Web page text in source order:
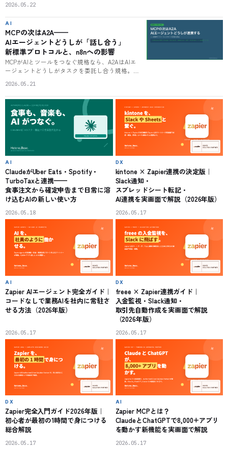
です。チャットボットとの根本的な違い、知覚・
計画・行動・観察の4ステップ、主要サービスと
価格、部門別の活用例まで、エンジニア知識なし
で整理します。
2026.05.22
AI
MCPの次はA2A——
AIエージェントどうしが「話し合う」
新標準プロトコルと、n8nへの影響
MCPがAIとツールをつなぐ規格なら、A2AはAIエ
ージェントどうしがタスクを委託し合う規格。
支持する。受注AIが各部門AIに仕事を振り全自動
で処理が完結する世界とは。両者の違い、n8nの
新たな役割、企業が今備えるべきことを解説す
る。
2026.05.21
AI
ClaudeがUber Eats・Spotify・
TurboTaxと連携——
食事注文から確定申告まで日常に溶
け込むAIの新しい使い方
2026.05.18
DX
kintone × Zapier連携の決定版｜
Slack通知・
スプレッドシート転記・
AI連携を実画面で解説（2026年版）
2026.05.17
AI
Zapier AIエージェント完全ガイド｜
コードなしで業務AIを社内に常駐さ
せる方法（2026年版）
2026.05.17
DX
freee × Zapier連携ガイド｜
入金監視・Slack通知・
取引先自動作成を実画面で解説
（2026年版）
2026.05.17
DX
Zapier完全入門ガイド2026年版｜
初心者が最初の1時間で身につける
総合解説
2026.05.17
AI
Zapier MCPとは？
ClaudeとChatGPTで8,000+アプリ
を動かす新機能を実画面で解説
2026.05.17